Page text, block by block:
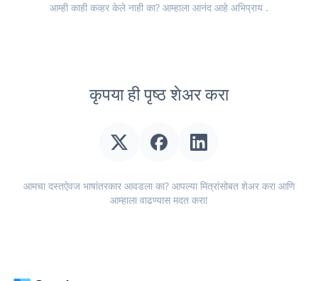
आम्ही काही कव्हर केले नाही का? आम्हाला आनंद आहे अभिप्राय .
कृपया ही पृष्ठ शेअर करा
आमचा दस्तऐवज भाषांतरकार आवडला का? आपल्या मित्रांसोबत शेअर करा आणि
आम्हाला वाढण्यास मदत करा!